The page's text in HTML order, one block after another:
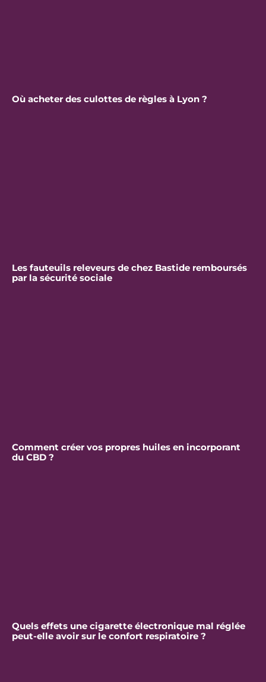
Où acheter des culottes de règles à Lyon ?
Les fauteuils releveurs de chez Bastide remboursés
par la sécurité sociale
Comment créer vos propres huiles en incorporant
du CBD ?
Quels effets une cigarette électronique mal réglée
peut-elle avoir sur le confort respiratoire ?